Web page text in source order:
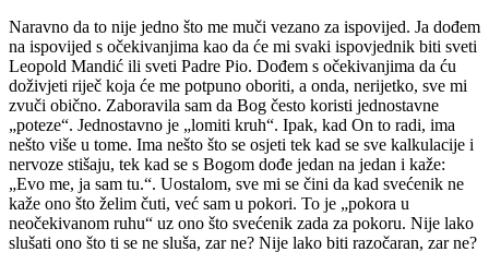
Naravno da to nije jedno što me muči vezano za ispovijed. Ja dođem
na ispovijed s očekivanjima kao da će mi svaki ispovjednik biti sveti
Leopold Mandić ili sveti Padre Pio. Dođem s očekivanjima da ću
doživjeti riječ koja će me potpuno oboriti, a onda, nerijetko, sve mi
zvuči obično. Zaboravila sam da Bog često koristi jednostavne
„poteze“. Jednostavno je „lomiti kruh“. Ipak, kad On to radi, ima
nešto više u tome. Ima nešto što se osjeti tek kad se sve kalkulacije i
nervoze stišaju, tek kad se s Bogom dođe jedan na jedan i kaže:
„Evo me, ja sam tu.“. Uostalom, sve mi se čini da kad svećenik ne
kaže ono što želim čuti, već sam u pokori. To je „pokora u
neočekivanom ruhu“ uz ono što svećenik zada za pokoru. Nije lako
slušati ono što ti se ne sluša, zar ne? Nije lako biti razočaran, zar ne?